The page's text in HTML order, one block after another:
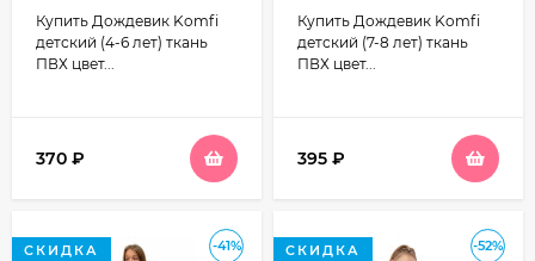
Фиолетовый
Купить Дождевик Komfi
детский (4-6 лет) ткань
ПВХ цвет...
370 ₽
Голубой
Купить Дождевик Komfi
детский (7-8 лет) ткань
ПВХ цвет...
395 ₽
-41%
СКИДКА -52%
СКИДКА